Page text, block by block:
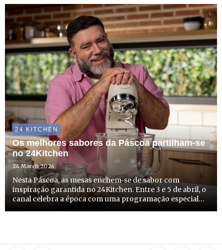
espectadores a repensar a forma como cozinham em
casa e a criar refeições...
24 KITCHEN
Os melhores sabores da Páscoa partilham-se
no 24Kitchen
24 March 2026
Nesta Páscoa, as mesas enchem‑se de sabor com
inspiração garantida no 24Kitchen. Entre 3 e 5 de abril, o
canal celebra a época com uma programação especial